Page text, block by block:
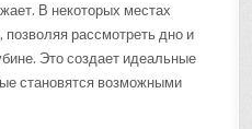
В некоторых местах
позволяя рассмотреть дно и
Это создает идеальные
становятся возможными